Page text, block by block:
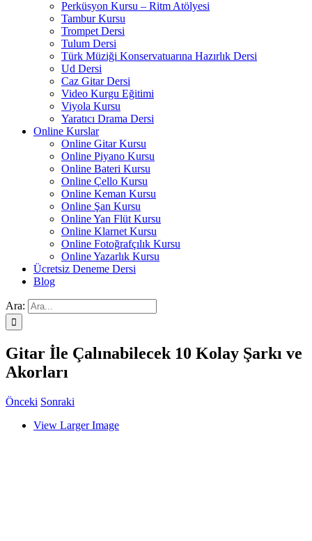
Perküsyon Kursu – Ritm Atölyesi
Tambur Kursu
Trompet Dersi
Tulum Dersi
Türk Müziği Konservatuarına Hazırlık Dersi
Ud Dersi
Caz Gitar Dersi
Video Kurgu Eğitimi
Viyola Kursu
Yaratıcı Drama Dersi
Online Kurslar
Online Gitar Kursu
Online Piyano Kursu
Online Bateri Kursu
Online Çello Kursu
Online Keman Kursu
Online Şan Kursu
Online Yan Flüt Kursu
Online Klarnet Kursu
Online Fotoğrafçılık Kursu
Online Yazarlık Kursu
Ücretsiz Deneme Dersi
Blog
Ara:
Gitar İle Çalınabilecek 10 Kolay Şarkı ve
Akorları
Önceki Sonraki
View Larger Image